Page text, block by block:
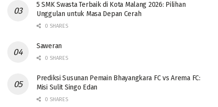
5 SMK Swasta Terbaik di Kota Malang 2026: Pilihan
Unggulan untuk Masa Depan Cerah
0 SHARES
Saweran
0 SHARES
Prediksi Susunan Pemain Bhayangkara FC vs Arema FC:
Misi Sulit Singo Edan
0 SHARES